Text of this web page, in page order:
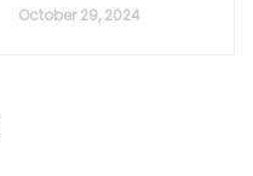
October 29, 2024